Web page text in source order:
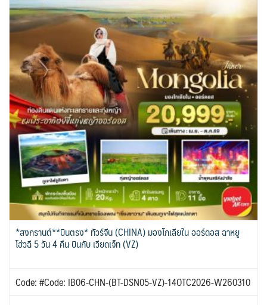
*สงกรานต์**บินตรง* ทัวร์จีน (CHINA) มองโกเลียใน ออร์ดอส ฉาหยู
โฮ่วฉี 5 วัน 4 คืน บินกับ เวียดเจ็ท (VZ)
Code: #Code: IB06-CHN-(BT-DSN05-VZ)-14OTC2026-W260310